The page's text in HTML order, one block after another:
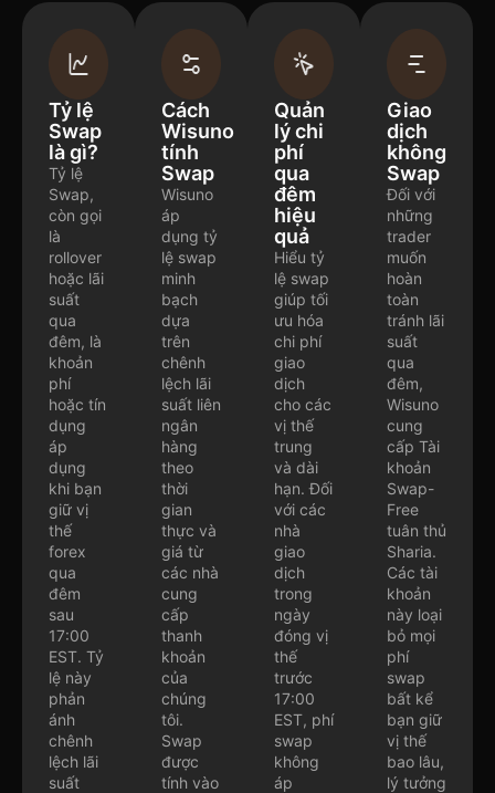
Tỷ lệ
Swap
là gì?
Tỷ lệ
Swap,
còn gọi
là
rollover
hoặc lãi
suất
qua
đêm, là
khoản
phí
hoặc tín
dụng
áp
dụng
khi bạn
giữ vị
thế
forex
qua
đêm
sau
17:00
EST. Tỷ
lệ này
phản
ánh
chênh
lệch lãi
suất
Cách
Wisuno
tính
Swap
Wisuno
áp
dụng tỷ
lệ swap
minh
bạch
dựa
trên
chênh
lệch lãi
suất liên
ngân
hàng
theo
thời
gian
thực và
giá từ
các nhà
cung
cấp
thanh
khoản
của
chúng
tôi.
Swap
được
tính vào
Quản
lý chi
phí
qua
đêm
hiệu
quả
Hiểu tỷ
lệ swap
giúp tối
ưu hóa
chi phí
giao
dịch
cho các
vị thế
trung
và dài
hạn. Đối
với các
nhà
giao
dịch
trong
ngày
đóng vị
thế
trước
17:00
EST, phí
swap
không
áp
Giao
dịch
không
Swap
Đối với
những
trader
muốn
hoàn
toàn
tránh lãi
suất
qua
đêm,
Wisuno
cung
cấp Tài
khoản
Swap-
Free
tuân thủ
Sharia.
Các tài
khoản
này loại
bỏ mọi
phí
swap
bất kể
bạn giữ
vị thế
bao lâu,
lý tưởng